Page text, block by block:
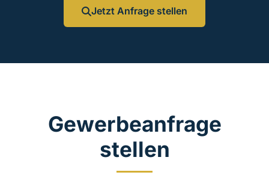
Jetzt Anfrage stellen
Gewerbeanfrage
stellen